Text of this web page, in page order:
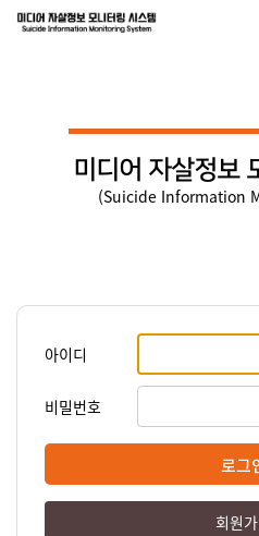
미디어 자살정보
(Suicide Information
아이디
비밀번호
로그
회원